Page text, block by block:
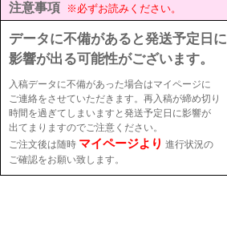
注意事項 ※必ずお読みください。
データに不備があると発送予定日に
影響が出る可能性がございます。
入稿データに不備があった場合はマイページに
ご連絡をさせていただきます。再入稿が締め切り
時間を過ぎてしまいますと発送予定日に影響が
出てまりますのでご注意ください。
ご注文後は随時 マイページより 進行状況の
ご確認をお願い致します。